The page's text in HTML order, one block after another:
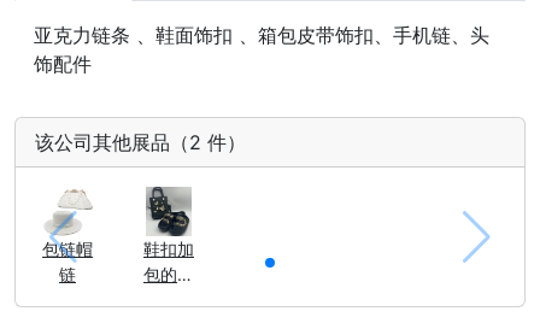
亚克力链条 、鞋面饰扣 、箱包皮带饰扣、手机链、头
饰配件
该公司其他展品（2 件）
包链帽
链
鞋扣加
包的装